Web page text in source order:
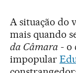
A situação do
mais quando
da Câmara - o
impopular